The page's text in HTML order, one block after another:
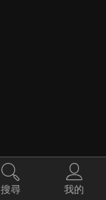
搜尋 我的